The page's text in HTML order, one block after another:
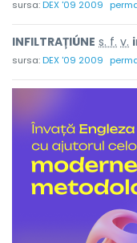
sursa:DEX '09 2009
INFILTRAȚIÚNE s. f. v.
sursa:DEX '09 2009